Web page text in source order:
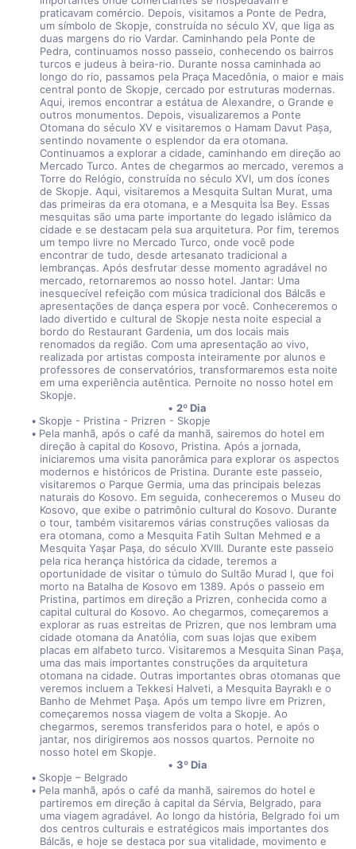
praticavam comércio. Depois, visitamos a Ponte de Pedra,
um símbolo de Skopje, construída no século XV, que liga as
duas margens do rio Vardar. Caminhando pela Ponte de
Pedra, continuamos nosso passeio, conhecendo os bairros
turcos e judeus à beira-rio. Durante nossa caminhada ao
longo do rio, passamos pela Praça Macedônia, o maior e mais
central ponto de Skopje, cercado por estruturas modernas.
Aqui, iremos encontrar a estátua de Alexandre, o Grande e
outros monumentos. Depois, visualizaremos a Ponte
Otomana do século XV e visitaremos o Hamam Davut Pașa,
sentindo novamente o esplendor da era otomana.
Continuamos a explorar a cidade, caminhando em direção ao
Mercado Turco. Antes de chegarmos ao mercado, veremos a
Torre do Relógio, construída no século XVI, um dos ícones
de Skopje. Aqui, visitaremos a Mesquita Sultan Murat, uma
das primeiras da era otomana, e a Mesquita İsa Bey. Essas
mesquitas são uma parte importante do legado islâmico da
cidade e se destacam pela sua arquitetura. Por fim, teremos
um tempo livre no Mercado Turco, onde você pode
encontrar de tudo, desde artesanato tradicional a
lembranças. Após desfrutar desse momento agradável no
mercado, retornaremos ao nosso hotel. Jantar: Uma
inesquecível refeição com música tradicional dos Bálcãs e
apresentações de dança espera por você. Conheceremos o
lado divertido e cultural de Skopje nesta noite especial a
bordo do Restaurant Gardenia, um dos locais mais
renomados da região. Com uma apresentação ao vivo,
realizada por artistas composta inteiramente por alunos e
professores de conservatórios, transformaremos esta noite
em uma experiência autêntica. Pernoite no nosso hotel em
Skopje.
2º Dia
Skopje - Pristina - Prizren - Skopje
Pela manhã, após o café da manhã, sairemos do hotel em
direção à capital do Kosovo, Pristina. Após a jornada,
iniciaremos uma visita panorâmica para explorar os aspectos
modernos e históricos de Pristina. Durante este passeio,
visitaremos o Parque Germia, uma das principais belezas
naturais do Kosovo. Em seguida, conheceremos o Museu do
Kosovo, que exibe o patrimônio cultural do Kosovo. Durante
o tour, também visitaremos várias construções valiosas da
era otomana, como a Mesquita Fatih Sultan Mehmed e a
Mesquita Yaşar Paşa, do século XVIII. Durante este passeio
pela rica herança histórica da cidade, teremos a
oportunidade de visitar o túmulo do Sultão Murad I, que foi
morto na Batalha de Kosovo em 1389. Após o passeio em
Pristina, partimos em direção a Prizren, conhecida como a
capital cultural do Kosovo. Ao chegarmos, começaremos a
explorar as ruas estreitas de Prizren, que nos lembram uma
cidade otomana da Anatólia, com suas lojas que exibem
placas em alfabeto turco. Visitaremos a Mesquita Sinan Paşa,
uma das mais importantes construções da arquitetura
otomana na cidade. Outras importantes obras otomanas que
veremos incluem a Tekkesi Halveti, a Mesquita Bayraklı e o
Banho de Mehmet Paşa. Após um tempo livre em Prizren,
começaremos nossa viagem de volta a Skopje. Ao
chegarmos, seremos transferidos para o hotel, e após o
jantar, nos dirigiremos aos nossos quartos. Pernoite no
nosso hotel em Skopje.
3º Dia
Skopje – Belgrado
Pela manhã, após o café da manhã, sairemos do hotel e
partiremos em direção à capital da Sérvia, Belgrado, para
uma viagem agradável. Ao longo da história, Belgrado foi um
dos centros culturais e estratégicos mais importantes dos
Bálcãs, e hoje se destaca por sua vitalidade, movimento e